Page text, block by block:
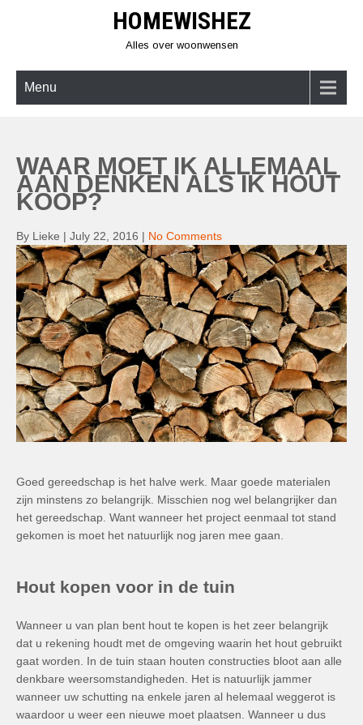
HOMEWISHEZ
Alles over woonwensen
Menu
WAAR MOET IK ALLEMAAL
AAN DENKEN ALS IK HOUT
KOOP?
By Lieke | July 22, 2016 | No Comments
Goed gereedschap is het halve werk. Maar goede materialen
zijn minstens zo belangrijk. Misschien nog wel belangrijker dan
het gereedschap. Want wanneer het project eenmaal tot stand
gekomen is moet het natuurlijk nog jaren mee gaan.
Hout kopen voor in de tuin
Wanneer u van plan bent hout te kopen is het zeer belangrijk
dat u rekening houdt met de omgeving waarin het hout gebruikt
gaat worden. In de tuin staan houten constructies bloot aan alle
denkbare weersomstandigheden. Het is natuurlijk jammer
wanneer uw schutting na enkele jaren al helemaal weggerot is
waardoor u weer een nieuwe moet plaatsen. Wanneer u dus